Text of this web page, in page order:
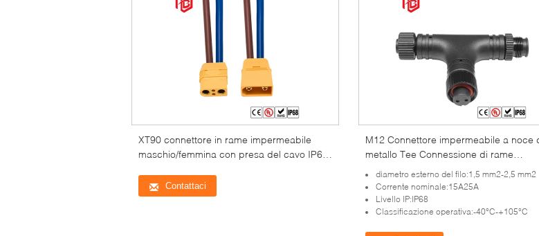
XT90 connettore in rame impermeabile
maschio/femmina con presa del cavo IP65
Contattaci
M12 Connettore impermeabile a noce
metallo Tee Connessione di rame
maschio/femmina per collegamenti
aerospaziali e cablati
diametro esterno del filo:1,5 mm2-2,5 mm2
Corrente nominale:15A25A
Livello IP:IP68
Classificazione operativa:-40°C-+105°C